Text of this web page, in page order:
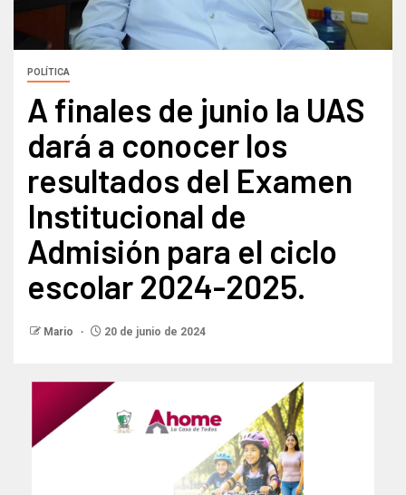
POLÍTICA
A finales de junio la UAS
dará a conocer los
resultados del Examen
Institucional de
Admisión para el ciclo
escolar 2024-2025.
Mario 20 de junio de 2024